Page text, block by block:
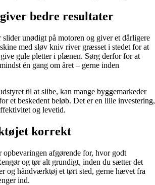
bedre resultater
unødigt på motoren og giver et dårligere
med sløv kniv river græsset i stedet for at
gule pletter i plænen. Sørg derfor for at
én gang om året – gerne inden
til at slibe, kan mange byggemarkeder
et beskedent beløb. Det er en lille investering,
og levetid.
korrekt
opbevaringen afgørende for, hvor godt
og tør alt grundigt, inden du sætter det
og håndværktøj et tørt sted, gerne hævet fra
ind.